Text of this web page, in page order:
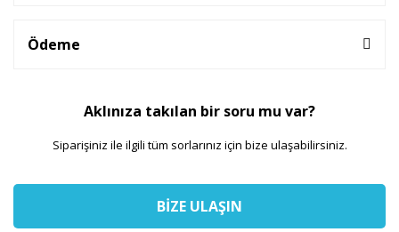
Ödeme
Aklınıza takılan bir soru mu var?
Siparişiniz ile ilgili tüm sorlarınız için bize ulaşabilirsiniz.
BİZE ULAŞIN